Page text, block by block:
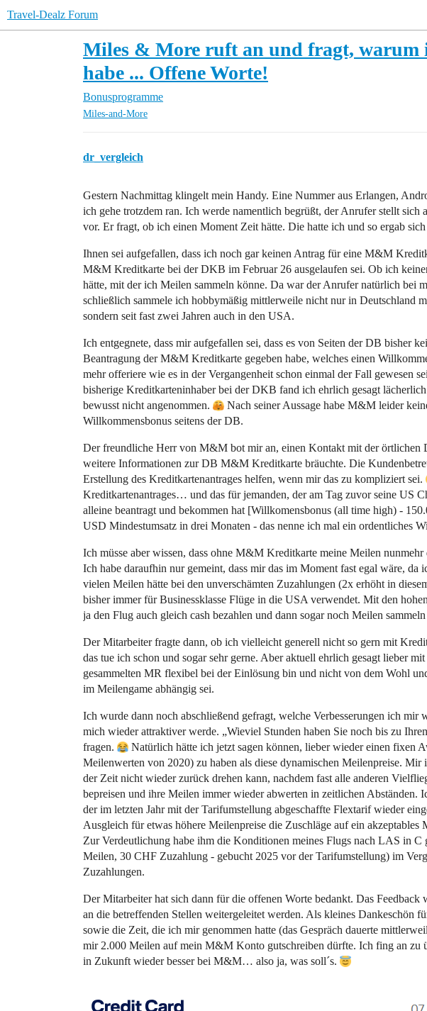
Travel-Dealz Forum
Miles & More ruft an und fragt,
habe ... Offene Worte!
Bonusprogramme
Miles-and-More
dr_vergleich
Gestern Nachmittag klingelt mein Handy. Eine Nummer aus Erlangen,
ich gehe trotzdem ran. Ich werde namentlich begrüßt, der Anrufer stellt
vor. Er fragt, ob ich einen Moment Zeit hätte. Die hatte ich und so ergab
Ihnen sei aufgefallen, dass ich noch gar keinen Antrag für eine M&M
M&M Kreditkarte bei der DKB im Februar 26 ausgelaufen sei. Ob ich
hätte, mit der ich Meilen sammeln könne. Da war der Anrufer natürlich bei
schließlich sammele ich hobbymäßig mittlerweile nicht nur in Deutschland
sondern seit fast zwei Jahren auch in den USA.
Ich entgegnete, dass mir aufgefallen sei, dass es von Seiten der DB bisher
Beantragung der M&M Kreditkarte gegeben habe, welches einen
mehr offeriere wie es in der Vergangenheit schon einmal der Fall gewesen
bisherige Kreditkarteninhaber bei der DKB fand ich ehrlich gesagt
bewusst nicht angenommen.
Nach seiner Aussage habe M&M leider
Willkommensbonus seitens der DB.
Der freundliche Herr von M&M bot mir an, einen Kontakt mit der örtlichen
weitere Informationen zur DB M&M Kreditkarte bräuchte. Die
Erstellung des Kreditkartenantrages helfen, wenn mir das zu kompliziert sei.
Kreditkartenantrages… und das für jemanden, der am Tag zuvor seine US
alleine beantragt und bekommen hat [Willkomensbonus (all time high) -
USD Mindestumsatz in drei Monaten - das nenne ich mal ein ordentliches
Ich müsse aber wissen, dass ohne M&M Kreditkarte meine Meilen nunmehr
Ich habe daraufhin nur gemeint, dass mir das im Moment fast egal wäre,
vielen Meilen hätte bei den unverschämten Zuzahlungen (2x erhöht in
bisher immer für Businessklasse Flüge in die USA verwendet. Mit den
ja den Flug auch gleich cash bezahlen und dann sogar noch Meilen
Der Mitarbeiter fragte dann, ob ich vielleicht generell nicht so gern mit
das tue ich schon und sogar sehr gerne. Aber aktuell ehrlich gesagt lieber
gesammelten MR flexibel bei der Einlösung bin und nicht von dem Wohl
im Meilengame abhängig sei.
Ich wurde dann noch abschließend gefragt, welche Verbesserungen ich
mich wieder attraktiver werde. „Wieviel Stunden haben Sie noch bis zu
fragen.
Natürlich hätte ich jetzt sagen können, lieber wieder einen fixen
Meilenwerten von 2020) zu haben als diese dynamischen Meilenpreise. Mir
der Zeit nicht wieder zurück drehen kann, nachdem fast alle anderen
bepreisen und ihre Meilen immer wieder abwerten in zeitlichen Abständen.
der im letzten Jahr mit der Tarifumstellung abgeschaffte Flextarif wieder
Ausgleich für etwas höhere Meilenpreise die Zuschläge auf ein akzeptables
Zur Verdeutlichung habe ihm die Konditionen meines Flugs nach LAS in C
Meilen, 30 CHF Zuzahlung - gebucht 2025 vor der Tarifumstellung) im
Zuzahlungen.
Der Mitarbeiter hat sich dann für die offenen Worte bedankt. Das Feedback
an die betreffenden Stellen weitergeleitet werden. Als kleines Dankeschön
sowie die Zeit, die ich mir genommen hatte (das Gespräch dauerte
mir 2.000 Meilen auf mein M&M Konto gutschreiben dürfte. Ich fing an zu
in Zukunft wieder besser bei M&M… also ja, was soll´s.